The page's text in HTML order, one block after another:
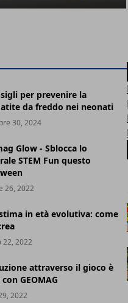
per prevenire la
da freddo nei neonati
30, 2024
Glow - Sblocca lo
STEM Fun questo
26, 2022
in età evolutiva: come
22, 2022
attraverso il gioco è
GEOMAG
2022